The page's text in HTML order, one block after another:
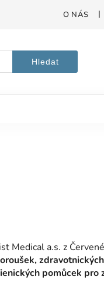
O NÁS
Hledat
Medical a.s. z
pomůcek pro